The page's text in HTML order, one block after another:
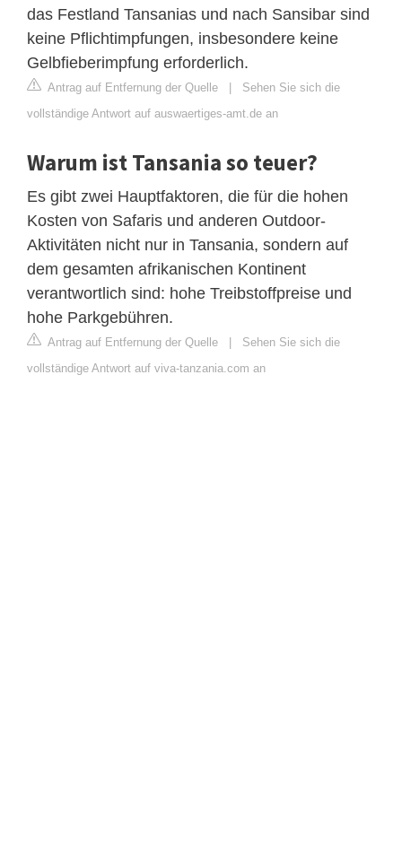
das Festland Tansanias und nach Sansibar sind
keine Pflichtimpfungen, insbesondere keine
Gelbfieberimpfung erforderlich.
Antrag auf Entfernung der Quelle | Sehen Sie sich die
vollständige Antwort auf auswaertiges-amt.de an
Warum ist Tansania so teuer?
Es gibt zwei Hauptfaktoren, die für die hohen
Kosten von Safaris und anderen Outdoor-
Aktivitäten nicht nur in Tansania, sondern auf
dem gesamten afrikanischen Kontinent
verantwortlich sind: hohe Treibstoffpreise und
hohe Parkgebühren.
Antrag auf Entfernung der Quelle | Sehen Sie sich die
vollständige Antwort auf viva-tanzania.com an